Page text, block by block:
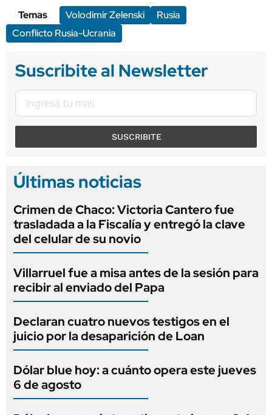
Temas
Volodimir Zelenski
Rusia
Conflicto Rusia-Ucrania
Suscribite al Newsletter
SUSCRIBITE
Últimas noticias
Crimen de Chaco: Victoria Cantero fue
trasladada a la Fiscalía y entregó la clave
del celular de su novio
Villarruel fue a misa antes de la sesión para
recibir al enviado del Papa
Declaran cuatro nuevos testigos en el
juicio por la desaparición de Loan
Dólar blue hoy: a cuánto opera este jueves
6 de agosto